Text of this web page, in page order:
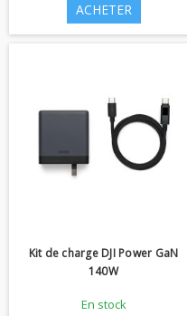
ACHETER
Kit de charge DJI Power GaN
140W
En stock